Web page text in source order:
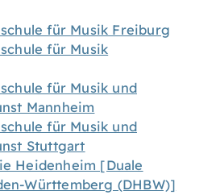
für Musik Freiburg
für Musik
für Musik und
Mannheim
für Musik und
Stuttgart
Heidenheim [Duale
Württemberg (DHBW)]